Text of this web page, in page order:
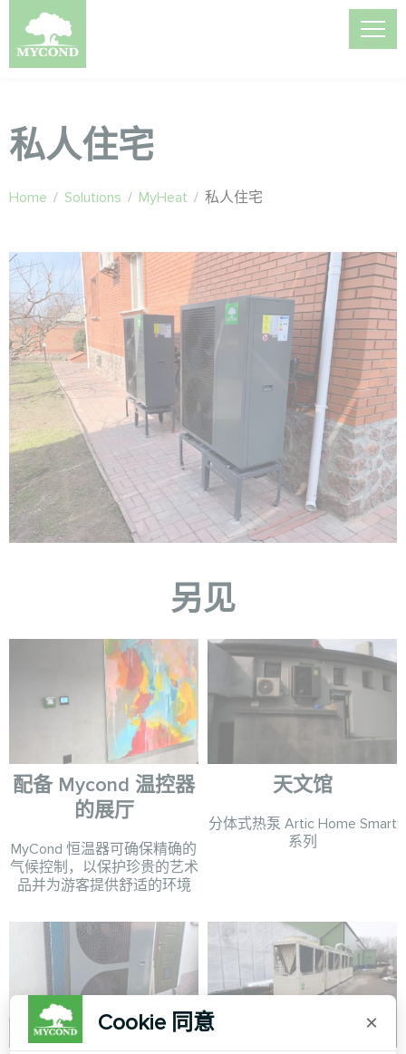
私人住宅
Home / Solutions / MyHeat / 私人住宅
另见
配备 Mycond 温控器
的展厅
MyCond 恒温器可确保精确的
气候控制，以保护珍贵的艺术
品并为游客提供舒适的环境
天文馆
分体式热泵 Artic Home Smart
系列
Cookie 同意 ×